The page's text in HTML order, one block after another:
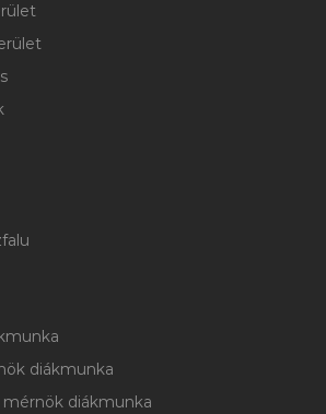
diákmunka
diákmunka